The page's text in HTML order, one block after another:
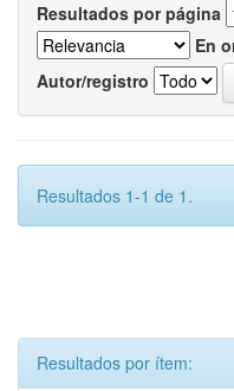
Resultados por página
En
Autor/registro
Resultados 1-1 de 1.
Resultados por ítem: